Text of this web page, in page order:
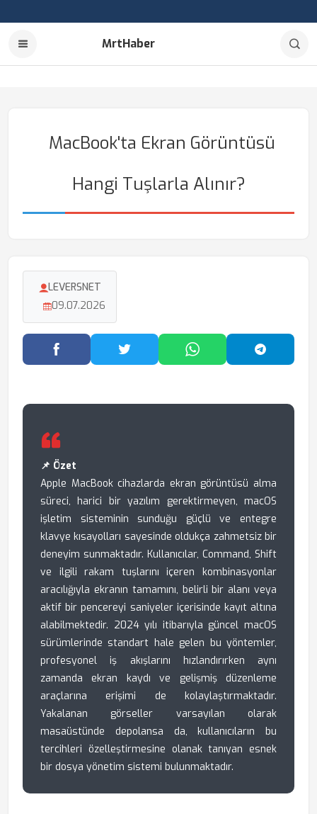
MrtHaber
MacBook'ta Ekran Görüntüsü
Hangi Tuşlarla Alınır?
LEVERSNET
09.07.2026
Facebook'ta PaylaşTwitter'da PaylaşWhatsApp'ta Paylaş
📌 Özet
Apple MacBook cihazlarda ekran görüntüsü alma
süreci, harici bir yazılım gerektirmeyen, macOS
işletim sisteminin sunduğu güçlü ve entegre
klavye kısayolları sayesinde oldukça zahmetsiz bir
deneyim sunmaktadır. Kullanıcılar, Command, Shift
ve ilgili rakam tuşlarını içeren kombinasyonlar
aracılığıyla ekranın tamamını, belirli bir alanı veya
aktif bir pencereyi saniyeler içerisinde kayıt altına
alabilmektedir. 2024 yılı itibarıyla güncel macOS
sürümlerinde standart hale gelen bu yöntemler,
profesyonel iş akışlarını hızlandırırken aynı
zamanda ekran kaydı ve gelişmiş düzenleme
araçlarına erişimi de kolaylaştırmaktadır.
Yakalanan görseller varsayılan olarak
masaüstünde depolansa da, kullanıcıların bu
tercihleri özelleştirmesine olanak tanıyan esnek
bir dosya yönetim sistemi bulunmaktadır.